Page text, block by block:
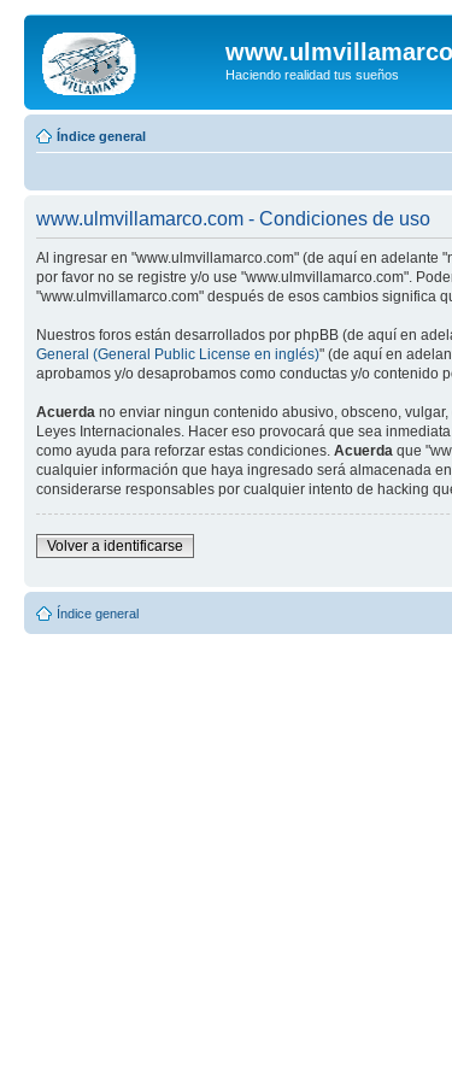
Haciendo realidad tus sueños
Índice general
www.ulmvillamarco.com - Condiciones de uso
Al ingresar en "www.ulmvillamarco.com" (de aquí en adelante
por favor no se registre y/o use "www.ulmvillamarco.com".
"www.ulmvillamarco.com" después de esos cambios significa
Nuestros foros están desarrollados por phpBB (de aquí en
General (General Public License en inglés)" (de aquí en
aprobamos y/o desaprobamos como conductas y/o contenido
Acuerda no enviar ningun contenido abusivo, obsceno,
Leyes Internacionales. Hacer eso provocará que sea
como ayuda para reforzar estas condiciones. Acuerda que
cualquier información que haya ingresado será almacenada
considerarse responsables por cualquier intento de hacking
Volver a identificarse
Índice general